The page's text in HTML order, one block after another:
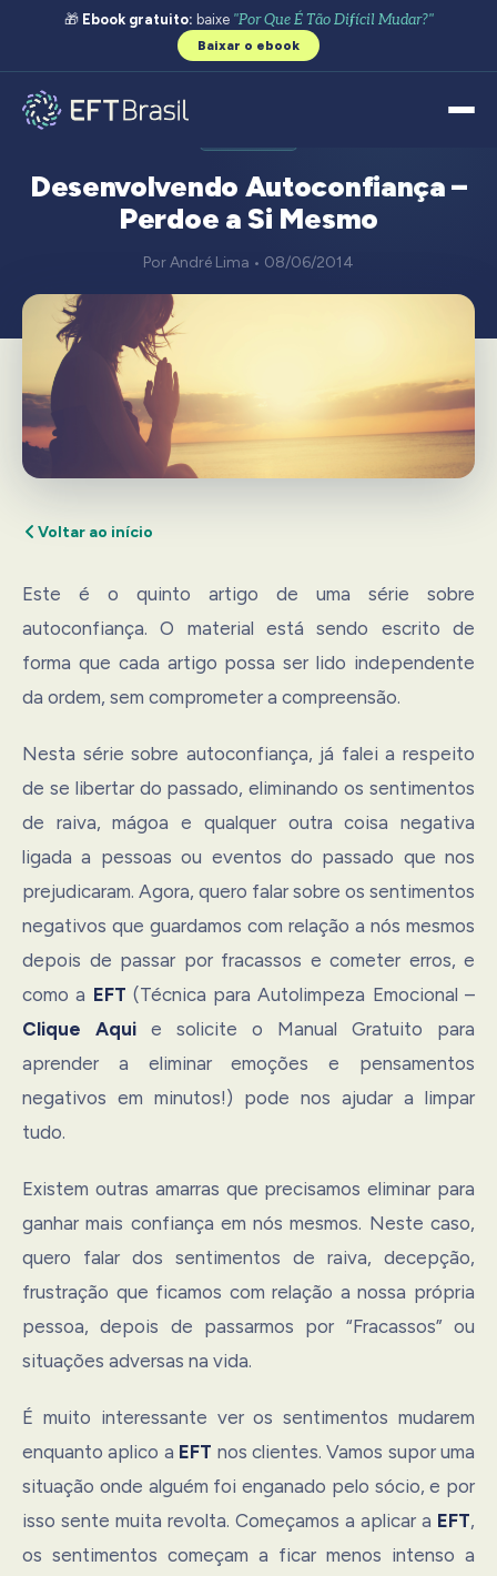
🎁 Ebook gratuito: baixe "Por Que É Tão Difícil Mudar?"
Baixar o ebook
Desenvolvendo Autoconfiança –
Perdoe a Si Mesmo
Por André Lima • 08/06/2014
Voltar ao início
Este é o quinto artigo de uma série sobre
autoconfiança. O material está sendo escrito de
forma que cada artigo possa ser lido independente
da ordem, sem comprometer a compreensão.
Nesta série sobre autoconfiança, já falei a respeito
de se libertar do passado, eliminando os sentimentos
de raiva, mágoa e qualquer outra coisa negativa
ligada a pessoas ou eventos do passado que nos
prejudicaram. Agora, quero falar sobre os sentimentos
negativos que guardamos com relação a nós mesmos
depois de passar por fracassos e cometer erros, e
como a EFT (Técnica para Autolimpeza Emocional –
Clique Aqui e solicite o Manual Gratuito para
aprender a eliminar emoções e pensamentos
negativos em minutos!) pode nos ajudar a limpar
tudo.
Existem outras amarras que precisamos eliminar para
ganhar mais confiança em nós mesmos. Neste caso,
quero falar dos sentimentos de raiva, decepção,
frustração que ficamos com relação a nossa própria
pessoa, depois de passarmos por “Fracassos” ou
situações adversas na vida.
É muito interessante ver os sentimentos mudarem
enquanto aplico a EFT nos clientes. Vamos supor uma
situação onde alguém foi enganado pelo sócio, e por
isso sente muita revolta. Começamos a aplicar a EFT,
os sentimentos começam a ficar menos intenso a